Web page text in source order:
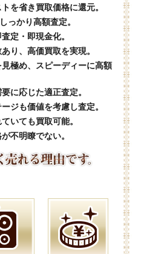
を省き買取価格に還元。
っかり高額査定。
定・即現金化。
り、高価買取を実現。
極め、スピーディーに高額
に応じた適正査定。
ジも価値を考慮し査定。
いても買取可能。
不明瞭でない。